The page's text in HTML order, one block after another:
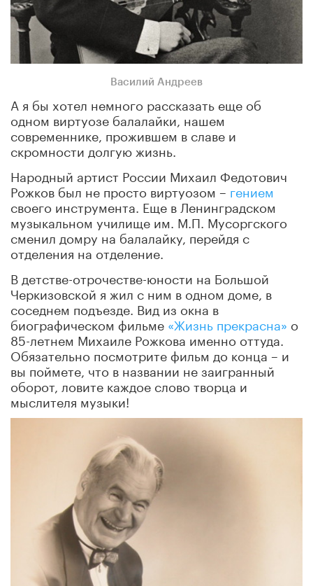
Василий Андреев
А я бы хотел немного рассказать еще об
одном виртуозе балалайки, нашем
современнике, прожившем в славе и
скромности долгую жизнь.
Народный артист России Михаил Федотович
Рожков был не просто виртуозом – гением
своего инструмента. Еще в Ленинградском
музыкальном училище им. М.П. Мусоргского
сменил домру на балалайку, перейдя с
отделения на отделение.
В детстве-отрочестве-юности на Большой
Черкизовской я жил с ним в одном доме, в
соседнем подъезде. Вид из окна в
биографическом фильме «Жизнь прекрасна» о
85-летнем Михаиле Рожкова именно оттуда.
Обязательно посмотрите фильм до конца – и
вы поймете, что в названии не заигранный
оборот, ловите каждое слово творца и
мыслителя музыки!